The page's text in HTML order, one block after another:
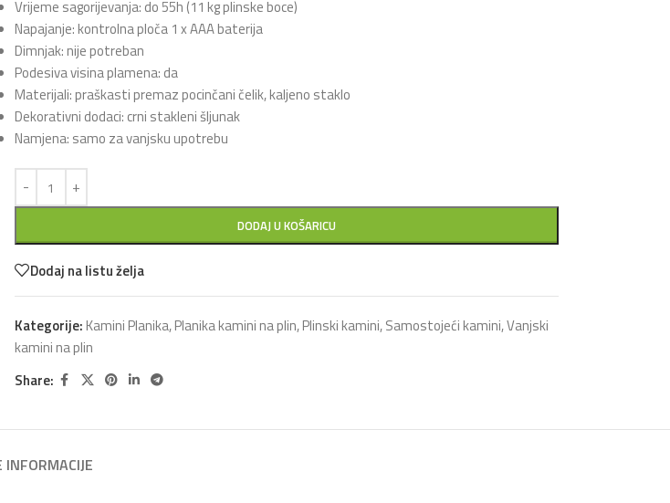
Vrijeme sagorijevanja: do 55h (11 kg plinske boce)
Napajanje: kontrolna ploča 1 x AAA baterija
Dimnjak: nije potreban
Podesiva visina plamena: da
Materijali: praškasti premaz pocinčani čelik, kaljeno staklo
Dekorativni dodaci: crni stakleni šljunak
Namjena: samo za vanjsku upotrebu
DODAJ U KOŠARICU
Dodaj na listu želja
Kategorije:Kamini Planika,Planika kamini na plin,Plinski kamini,Samostojeći kamini,Vanjski
kamini na plin
Share:
INFORMACIJE